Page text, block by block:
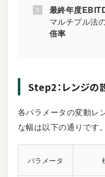
最終年度
マルチプル法
倍率
Step2：レンジの
各パラメータの変動レ
な幅は以下の通りです。
パラメータ